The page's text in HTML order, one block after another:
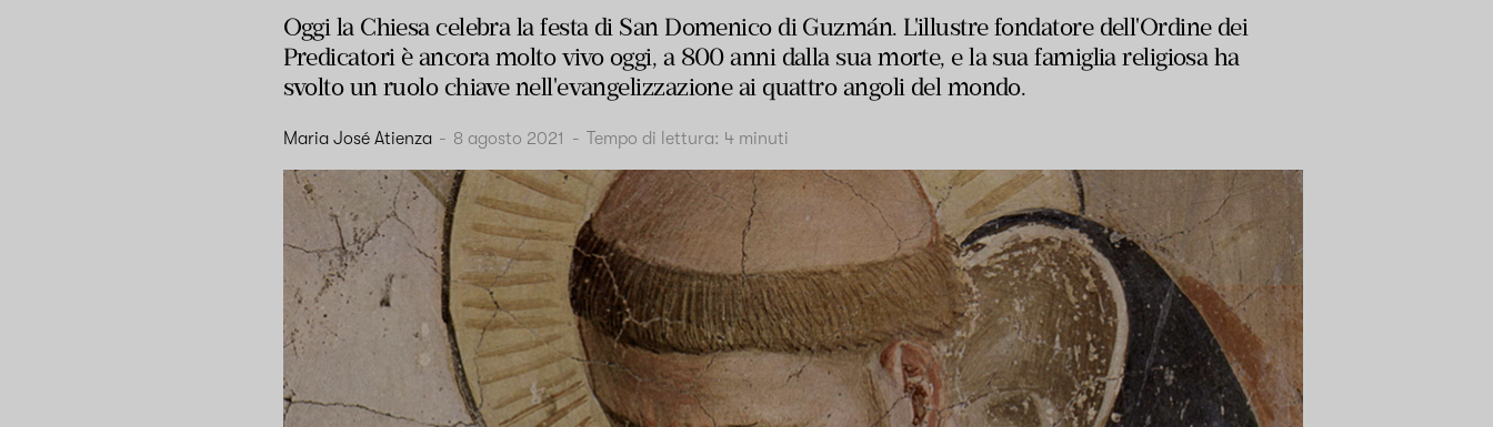
Oggi la Chiesa celebra la festa di San Domenico di Guzmán. L'illustre fondatore dell'Ordine dei
Predicatori è ancora molto vivo oggi, a 800 anni dalla sua morte, e la sua famiglia religiosa ha
svolto un ruolo chiave nell'evangelizzazione ai quattro angoli del mondo.
Maria José Atienza - 8 agosto 2021 - Tempo di lettura: 4 minuti